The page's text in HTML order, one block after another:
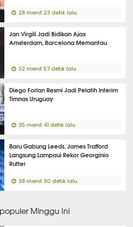
28 menit 23 detik lalu
Jan Virgili Jadi Bidikan Ajax
Amsterdam, Barcelona Memantau
32 menit 57 detik lalu
Diego Forlan Resmi Jadi Pelatih Interim
Timnas Uruguay
35 menit 41 detik lalu
Baru Gabung Leeds, James Trafford
Langsung Lampaui Rekor Georginio
Rutter
38 menit 30 detik lalu
Minggu Ini